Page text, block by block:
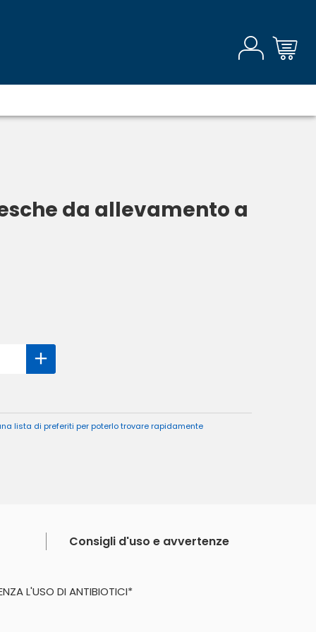
da allevamento a
lista di preferiti per poterlo trovare rapidamente
Consigli d'uso e avvertenze
L'USO DI ANTIBIOTICI*